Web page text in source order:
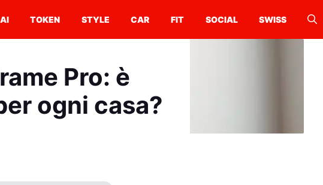
AI TOKEN STYLE CAR FIT SOCIAL SWISS
Pro: è
ogni casa?